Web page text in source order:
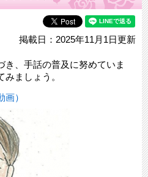
掲載日：2025年11月1日更新
き、手話の普及に努めていま
ましょう。
）